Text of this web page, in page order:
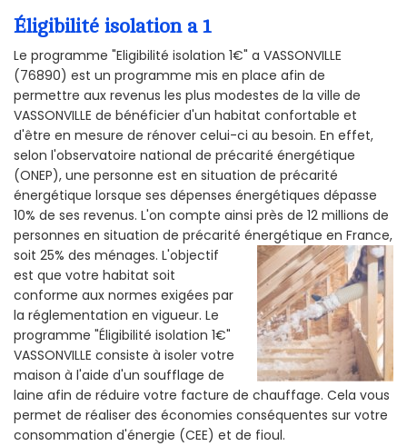
Éligibilité isolation a 1
Le programme "Eligibilité isolation 1€" a VASSONVILLE
(76890) est un programme mis en place afin de
permettre aux revenus les plus modestes de la ville de
VASSONVILLE de bénéficier d'un habitat confortable et
d'être en mesure de rénover celui-ci au besoin. En effet,
selon l'observatoire national de précarité énergétique
(ONEP), une personne est en situation de précarité
énergétique lorsque ses dépenses énergétiques dépasse
10% de ses revenus. L'on compte ainsi près de 12 millions de
personnes en situation de précarité énergétique en France,
soit 25% des ménages. L'objectif
est que votre habitat soit
conforme aux normes exigées par
la réglementation en vigueur. Le
programme "Éligibilité isolation 1€"
VASSONVILLE consiste à isoler votre
maison à l'aide d'un soufflage de
laine afin de réduire votre facture de chauffage. Cela vous
permet de réaliser des économies conséquentes sur votre
consommation d'énergie (CEE) et de fioul.